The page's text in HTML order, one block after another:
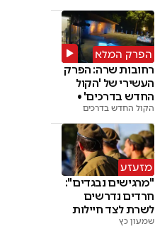
הפרק המלא
רחובות שרה: הפרק
העשירי של 'הקול
החדש בדרכים' •
צפו
הקול החדש בדרכים
מזעזע
"מרגישים נבגדים":
חרדים נדרשים
לשרת לצד חיילות
בצה"ל
שמעון כץ